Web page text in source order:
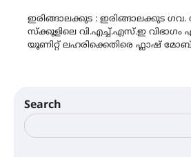
ഇരിങ്ങാലക്കുട : ഇരിങ്ങാലക്കുട
സ്ക്കൂളിലെ വി.എച്ച്.എസ്.ഇ
യൂണിറ്റ് ലഹരിക്കെതിരെ ഫ്ലാഷ് മോബ്
Search